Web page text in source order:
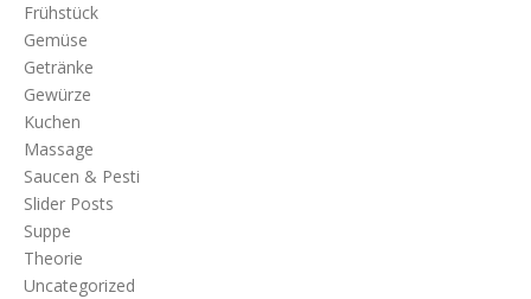
Frühstück
Gemüse
Getränke
Gewürze
Kuchen
Massage
Saucen & Pesti
Slider Posts
Suppe
Theorie
Uncategorized